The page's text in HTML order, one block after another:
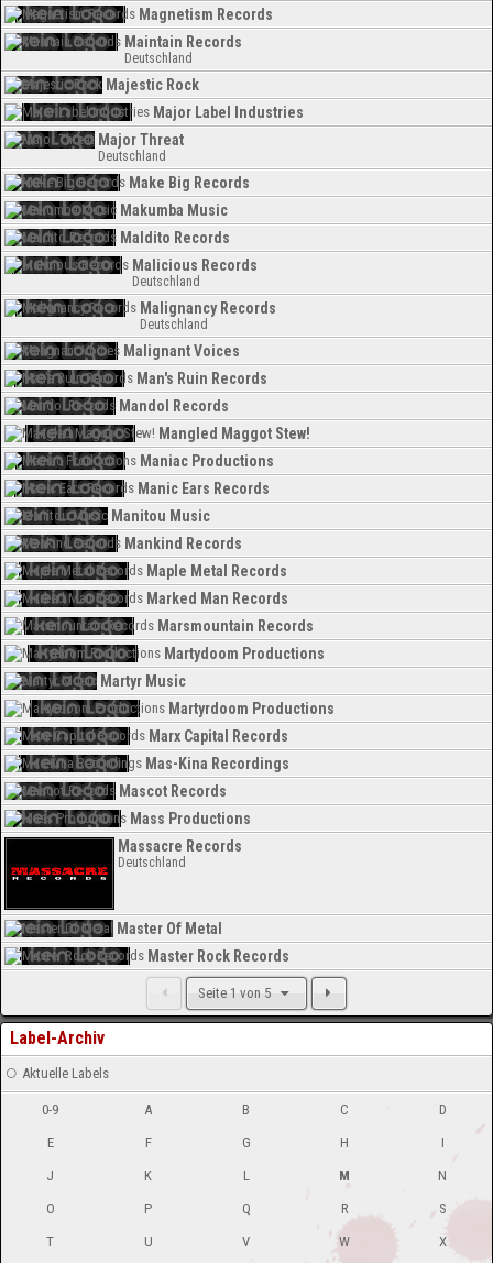
Magnetism Records
Maintain Records
Deutschland
Majestic Rock
Major Label Industries
Major Threat
Deutschland
Make Big Records
Makumba Music
Maldito Records
Malicious Records
Deutschland
Malignancy Records
Deutschland
Malignant Voices
Man's Ruin Records
Mandol Records
Mangled Maggot Stew!
Maniac Productions
Manic Ears Records
Manitou Music
Mankind Records
Maple Metal Records
Marked Man Records
Marsmountain Records
Martydoom Productions
Martyr Music
Martyrdoom Productions
Marx Capital Records
Mas-Kina Recordings
Mascot Records
Mass Productions
Massacre Records
Deutschland
Master Of Metal
Master Rock Records
Seite 1 von 5
Label-Archiv
Aktuelle Labels
0-9 A B C
D
E
F G H
I
J
K L M
N
O
P Q R
S
T
U V W X